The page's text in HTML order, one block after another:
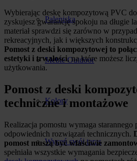
Paleniska
Meble Outdoor
Kolory
Wyceń swój taras
Wybierając deskę kompozytową PVC
zyskujesz gwarancję spokoju na długie
materiał sprawdzi się zarówno w
rekreacyjnych, jak i większych
Pomost z deski kompozytowej to
estetyki i trwałości, na które możesz
użytkowania.
Pomost z deski
techniczne i montażowe
Realizacja pomostu wymaga starannego
odpowiednich rozwiązań technicznych.
pomost muszą być właściwie
spełniała wszystkie wymagania